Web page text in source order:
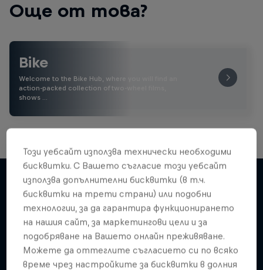
Още от това?
Bike
Welcome to the Bike Hub, where you will find an
action-packed collection of two-wheel films,
shows …
Подобни
Този уебсайт използва технически необходими
бисквитки. С Вашето съгласие този уебсайт
използва допълнителни бисквитки (в т.ч.
бисквитки на трети страни) или подобни
технологии, за да гарантира функционирането
на нашия сайт, за маркетингови цели и за
подобряване на Вашето онлайн преживяване.
Можете да оттеглите съгласието си по всяко
време чрез настройките за бисквитки в долния